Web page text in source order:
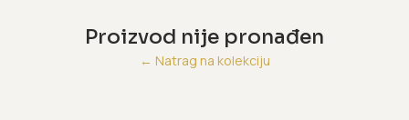
Proizvod nije pronađen
← Natrag na kolekciju